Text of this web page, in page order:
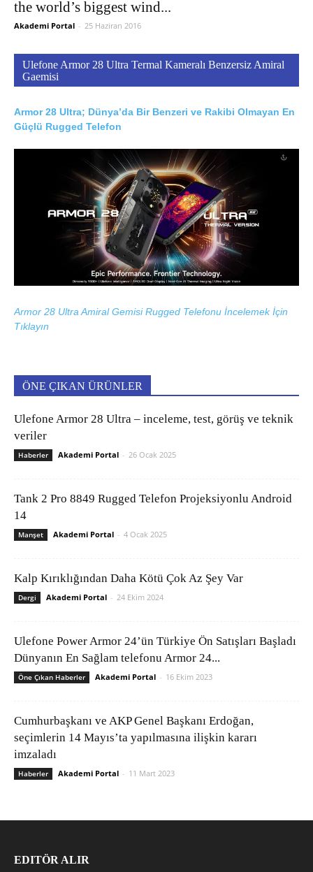
the world’s biggest wind...
Akademi Portal - 25 Haziran 2016
Ulefone Armor 28 Ultra Termal Kameralı Benzersiz Amiral
Gaemisi
Armor 28 Ultra; Dünya’da Bir Benzeri ve Rakibi Olmayan En
Güçlü Rugged Telefon
Armor 28 Ultra Amiral Gemisi Rugged Telefonu İncelemek İçin
Tıklayın
ÖNE ÇIKAN ÜRÜNLER
Ulefone Armor 28 Ultra – inceleme, test, görüş ve teknik
veriler
Haberler Akademi Portal - 26 Ocak 2025
Tank 2 Pro 8849 Rugged Telefon Projeksiyonlu Android
14
Manşet Akademi Portal - 4 Ocak 2025
Kalp Kırıklığından Daha Kötü Çok Az Şey Var
Dergi Akademi Portal - 24 Ekim 2024
Ulefone Power Armor 24’ün Türkiye Ön Satışları Başladı
Dünyanın En Sağlam telefonu Armor 24...
Öne Çıkan Haberler Akademi Portal - 16 Ekim 2023
Cumhurbaşkanı ve AKP Genel Başkanı Erdoğan,
seçimlerin 14 Mayıs’ta yapılmasına ilişkin kararı
imzaladı
Haberler Akademi Portal - 11 Mart 2023
EDITÖR ALIR